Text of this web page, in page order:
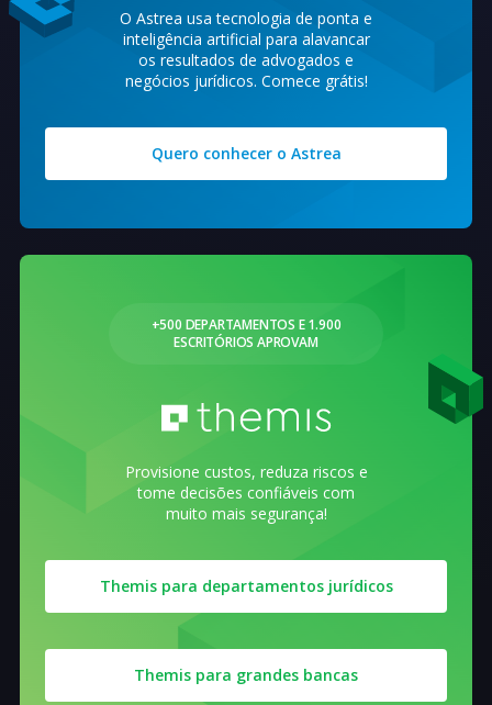
O Astrea usa tecnologia de ponta e
inteligência artificial para alavancar
os resultados de advogados e
negócios jurídicos. Comece grátis!
Quero conhecer o Astrea
+500 DEPARTAMENTOS E 1.900
ESCRITÓRIOS APROVAM
Provisione custos, reduza riscos e
tome decisões confiáveis com
muito mais segurança!
Themis para departamentos jurídicos
Themis para grandes bancas